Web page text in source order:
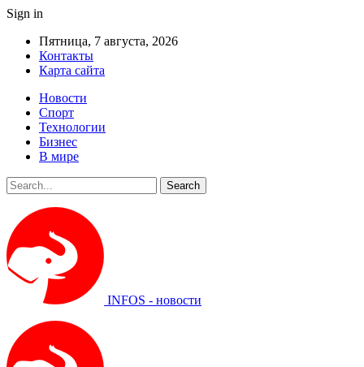
Sign in
Пятница, 7 августа, 2026
Контакты
Карта сайта
Новости
Спорт
Технологии
Бизнес
В мире
INFOS - новости